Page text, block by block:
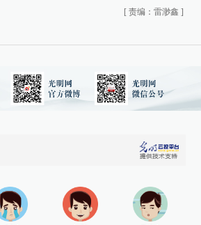
[ 责编：雷渺鑫 ]